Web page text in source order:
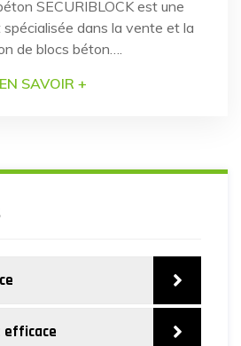
SECURIBLOCK est une
dans la vente et la
de blocs béton….
EN SAVOIR +
efficace